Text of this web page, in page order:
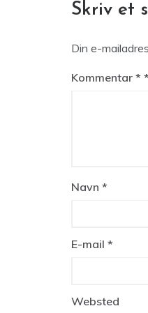
Skriv et
Din e-
Kommentar *
Navn *
E-mail *
Websted